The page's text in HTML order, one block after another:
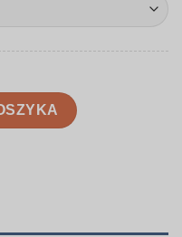
zł
w pastelowych kolorach